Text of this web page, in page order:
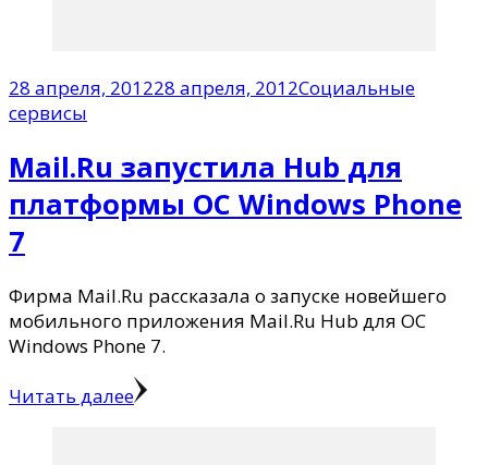
28 апреля, 201228 апреля, 2012Социальные
сервисы
Mail.Ru запустила Hub для
платформы ОС Windows Phone
7
Фирма Mail.Ru рассказала о запуске новейшего
мобильного приложения Mail.Ru Hub для OC
Windows Phone 7.
Читать далее